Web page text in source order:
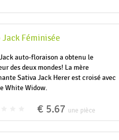
Jack Féminisée
auto-floraison a obtenu le
des deux mondes! La mère
Sativa Jack Herer est croisé avec
White Widow.
€ 5.67 une pièce